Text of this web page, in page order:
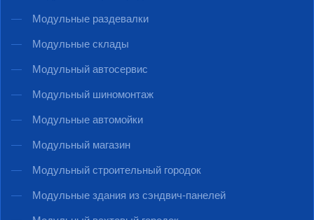
Модульные раздевалки
Модульные склады
Модульный автосервис
Модульный шиномонтаж
Модульные автомойки
Модульный магазин
Модульный строительный городок
Модульные здания из сэндвич-панелей